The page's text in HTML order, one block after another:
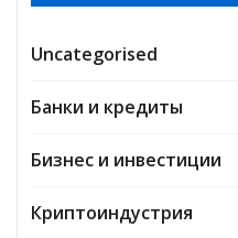
Uncategorised
Банки и кредиты
Бизнес и инвестиции
Криптоиндустрия